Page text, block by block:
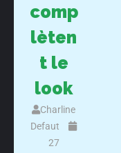
comp
lèten
t le
look
Charline
Defaut
27